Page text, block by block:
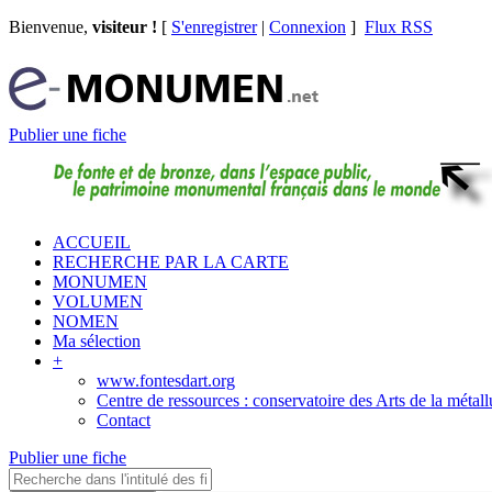
Bienvenue, visiteur ! [ S'enregistrer| Connexion ] Flux RSS
Publier une fiche
ACCUEIL
RECHERCHE PAR LA CARTE
MONUMEN
VOLUMEN
NOMEN
Ma sélection
+
www.fontesdart.org
Centre de ressources : conservatoire des Arts de la
Contact
Publier une fiche